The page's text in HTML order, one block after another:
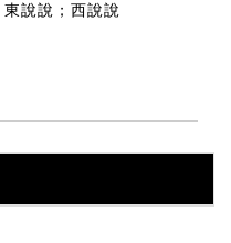
東說說；西說說